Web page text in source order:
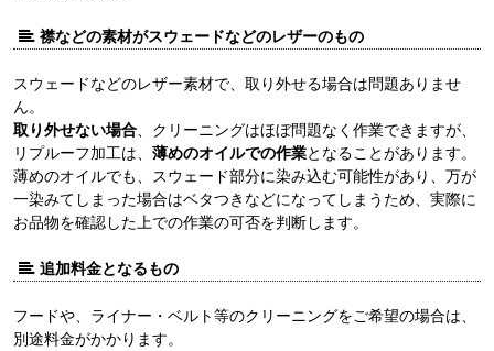
襟などの素材がスウェードなどのレザーのもの
スウェードなどのレザー素材で、取り外せる場合は問題ありませ
ん。
取り外せない場合 、クリーニングはほぼ問題なく作業できますが、
リプルーフ加工は、 薄めのオイルでの作業となることがあります。
薄めのオイルでも、スウェード部分に染み込む可能性があり、万が
一染みてしまった場合はベタつきなどになってしまうため、実際に
お品物を確認した上での作業の可否を判断します。
追加料金となるもの
フードや、ライナー・ベルト等のクリーニングをご希望の場合は、
別途料金がかかります。